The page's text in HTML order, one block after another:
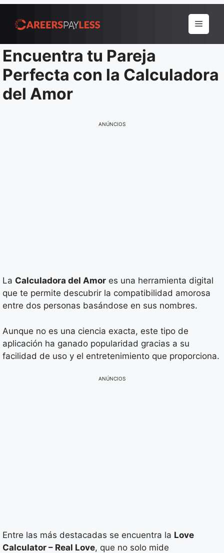
para
conteúdo
Menu
Encuentra tu Pareja
Perfecta con la Calculadora
del Amor
ANÚNCIOS
La Calculadora del Amor es una herramienta digital
que te permite descubrir la compatibilidad amorosa
entre dos personas basándose en sus nombres.
Aunque no es una ciencia exacta, este tipo de
aplicación ha ganado popularidad gracias a su
facilidad de uso y el entretenimiento que proporciona.
ANÚNCIOS
Entre las más destacadas se encuentra la Love
Calculator – Real Love, que no solo mide